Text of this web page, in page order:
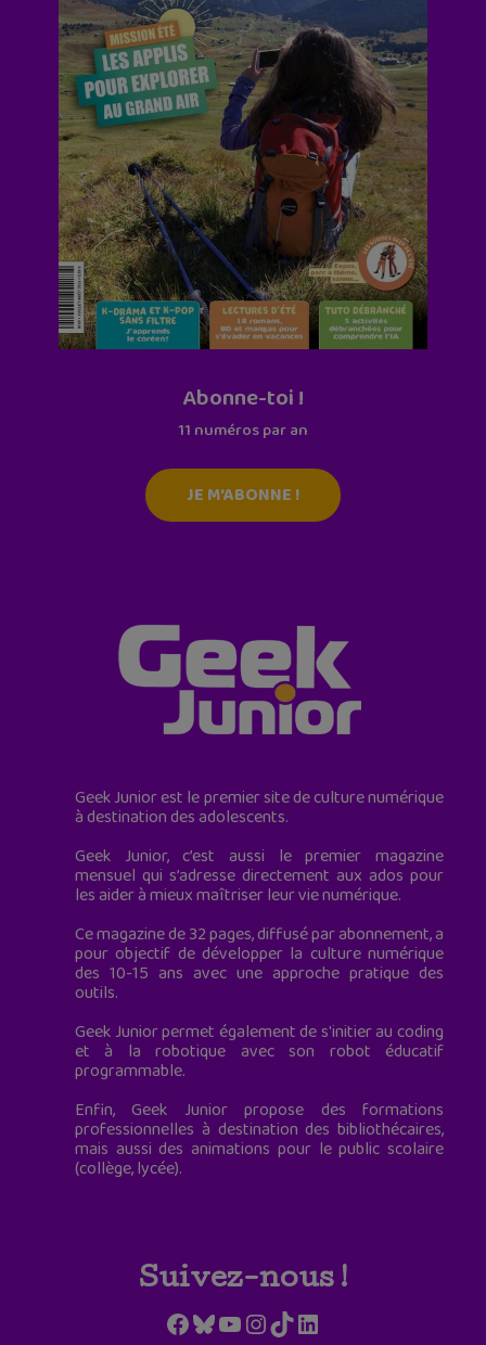
Abonne-toi !
11 numéros par an
JE M'ABONNE !
Geek Junior est le premier site de culture numérique
à destination des adolescents.
Geek Junior, c’est aussi le premier magazine
mensuel qui s’adresse directement aux ados pour
les aider à mieux maîtriser leur vie numérique.
Ce magazine de 32 pages, diffusé par abonnement, a
pour objectif de développer la culture numérique
des 10-15 ans avec une approche pratique des
outils.
Geek Junior permet également de s'initier au coding
et à la robotique avec son robot éducatif
programmable.
Enfin, Geek Junior propose des formations
professionnelles à destination des bibliothécaires,
mais aussi des animations pour le public scolaire
(collège, lycée).
Suivez-nous !
Facebook
Bluesky
YouTube
Instagram
TikTokLinkedIn